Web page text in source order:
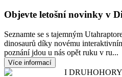
Objevte letošní novinky v
Seznamte se s tajemným
dinosaurů díky novému
poznání jdou u nás opět ruku v ru...
Více informací
I